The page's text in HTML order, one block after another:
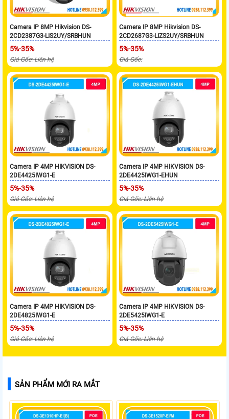
Camera IP 8MP Hikvision DS-
2CD2387G3-LIS2UY/SRBHUN
5%-35%
Giá Gốc: Liên hệ
Camera IP 8MP Hikvision DS-
2CD2687G3-LIZS2UY/SRBHUN
5%-35%
Giá Gốc:
Camera IP 4MP HIKVISION DS-
2DE4425IWG1-E
5%-35%
Giá Gốc: Liên hệ
Camera IP 4MP HIKVISION DS-
2DE4425IWG1-EHUN
5%-35%
Giá Gốc: Liên hệ
Camera IP 4MP HIKVISION DS-
2DE4825IWG1-E
5%-35%
Giá Gốc: Liên hệ
Camera IP 4MP HIKVISION DS-
2DE5425IWG1-E
5%-35%
Giá Gốc: Liên hệ
SẢN PHẨM MỚI RA MẮT